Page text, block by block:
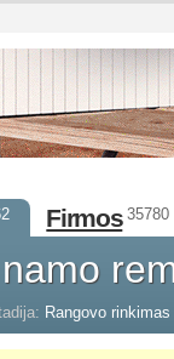
Firmos 35780
Rangovo rinkimas